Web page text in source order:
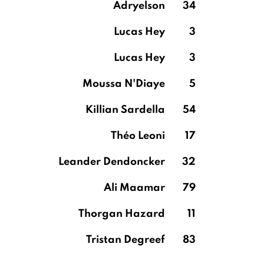
Adryelson 34
Lucas Hey 3
Lucas Hey 3
Moussa N'Diaye 5
Killian Sardella 54
Théo Leoni 17
Leander Dendoncker 32
Ali Maamar 79
Thorgan Hazard 11
Tristan Degreef 83